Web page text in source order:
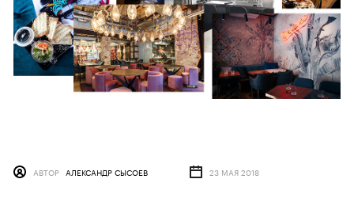
АВТОР АЛЕКСАНДР СЫСОЕВ 23 МАЯ 2018